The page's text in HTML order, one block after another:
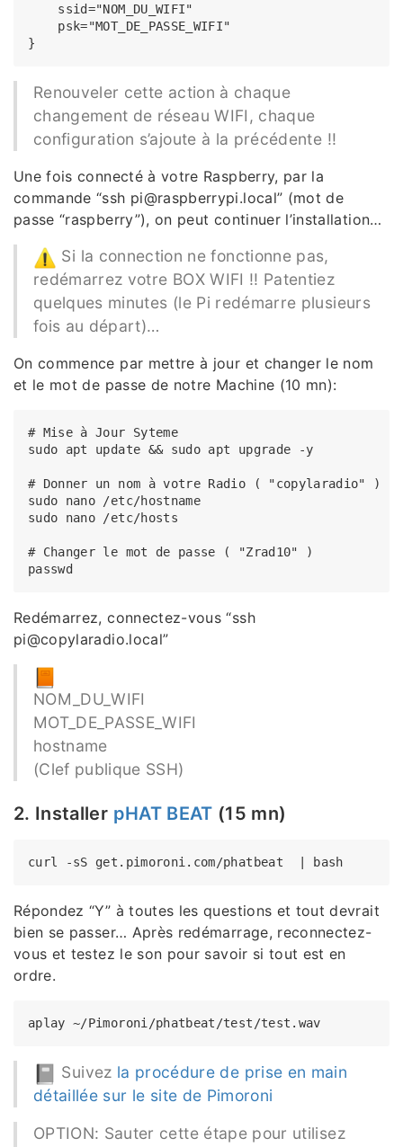
    ssid="NOM_DU_WIFI"
    psk="MOT_DE_PASSE_WIFI"
Renouveler cette action à chaque
changement de réseau WIFI, chaque
configuration s’ajoute à la précédente !!
Une fois connecté à votre Raspberry, par la
commande “ssh pi@raspberrypi.local” (mot de
passe “raspberry”), on peut continuer l’installation…
Si la connection ne fonctionne pas,
redémarrez votre BOX WIFI !! Patentiez
quelques minutes (le Pi redémarre plusieurs
fois au départ)…
On commence par mettre à jour et changer le nom
et le mot de passe de notre Machine (10 mn):
# Mise à Jour Syteme
sudo apt update && sudo apt upgrade -y
# Donner un nom à votre Radio ( "copylaradio" )
sudo nano /etc/hostname
sudo nano /etc/hosts
# Changer le mot de passe ( "Zrad10" )
Redémarrez, connectez-vous “ssh
pi@copylaradio.local”
NOM_DU_WIFI
MOT_DE_PASSE_WIFI
hostname
(Clef publique SSH)
2. Installer pHAT BEAT (15 mn)
Répondez “Y” à toutes les questions et tout devrait
bien se passer… Après redémarrage, reconnectez-
vous et testez le son pour savoir si tout est en
ordre.
Suivez la procédure de prise en main
détaillée sur le site de Pimoroni
OPTION: Sauter cette étape pour utilisez